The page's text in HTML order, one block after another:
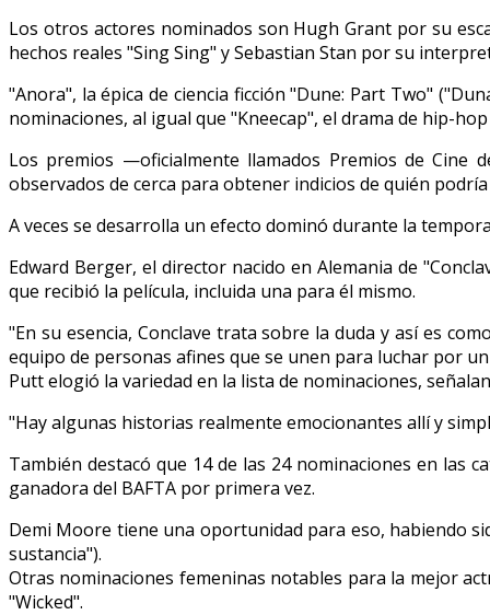
Los otros actores nominados son Hugh Grant por su
hechos reales "Sing Sing" y Sebastian Stan por su
"Anora", la épica de ciencia ficción "Dune: Part Two"
nominaciones, al igual que "Kneecap", el drama de hip-
Los premios —oficialmente llamados Premios de Cine
observados de cerca para obtener indicios de quién
A veces se desarrolla un efecto dominó durante la
Edward Berger, el director nacido en Alemania de
que recibió la película, incluida una para él mismo.
"En su esencia, Conclave trata sobre la duda y así es
equipo de personas afines que se unen para luchar por
Putt elogió la variedad en la lista de nominaciones,
"Hay algunas historias realmente emocionantes allí y
También destacó que 14 de las 24 nominaciones en las
ganadora del BAFTA por primera vez.
Demi Moore tiene una oportunidad para eso, habiendo
sustancia").
Otras nominaciones femeninas notables para la mejor
"Wicked".